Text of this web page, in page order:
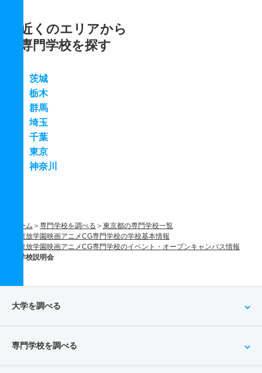
近くのエリアから
専門学校を探す
茨城
栃木
群馬
埼玉
千葉
東京
神奈川
ホーム 専門学校を調べる
東京都の専門学校一覧
東放学園映画アニメCG専門学校の学校基本情報
東放学園映画アニメCG専門学校のイベント・オープンキャンパス情報
学校説明会
大学を調べる
専門学校を調べる